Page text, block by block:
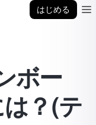
はじめる
ボー
？(テ